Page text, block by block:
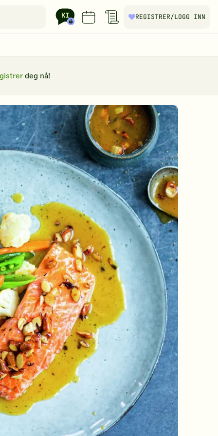
REGISTRER/LOGG INN
deg nå!